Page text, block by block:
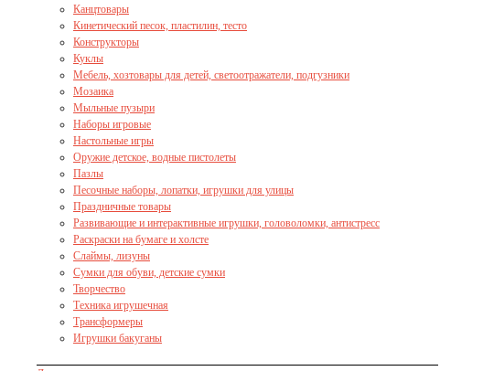
Канцтовары
Кинетический песок, пластилин, тесто
Конструкторы
Куклы
Мебель, хозтовары для детей, светоотражатели, подгузники
Мозаика
Мыльные пузыри
Наборы игровые
Настольные игры
Оружие детское, водные пистолеты
Пазлы
Песочные наборы, лопатки, игрушки для улицы
Праздничные товары
Развивающие и интерактивные игрушки, головоломки, антистресс
Раскраски на бумаге и холсте
Слаймы, лизуны
Сумки для обуви, детские сумки
Творчество
Техника игрушечная
Трансформеры
Игрушки бакуганы